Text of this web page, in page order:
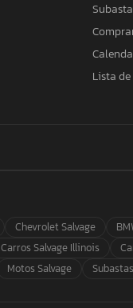
Lista
Chevrolet Salvage
Carros Salvage Illinois
Motos Salvage